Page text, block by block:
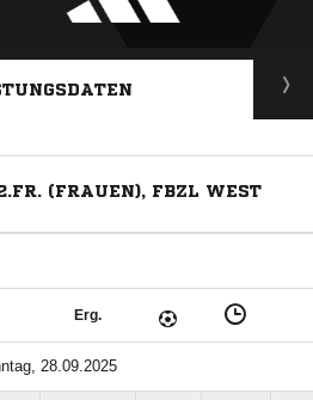
(FRAUEN), FBZL WEST
Erg.
28.09.2025